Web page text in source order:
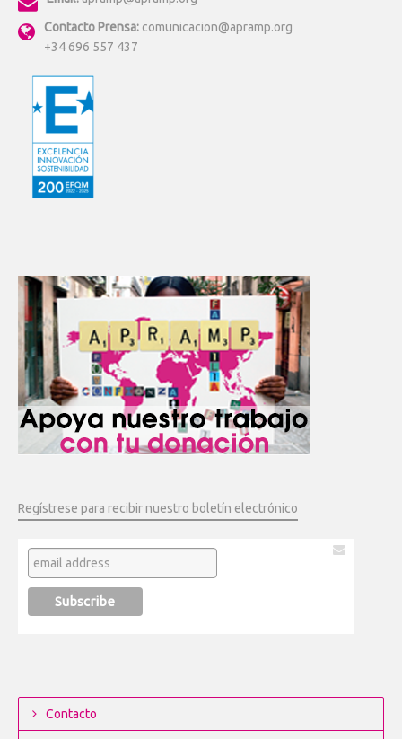
Contacto Prensa: comunicacion@apramp.org
+34 696 557 437
Regístrese para recibir nuestro boletín electrónico
Contacto